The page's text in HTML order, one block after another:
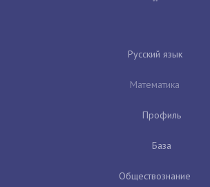
Русский язык
Математика
Профиль
База
Обществознание